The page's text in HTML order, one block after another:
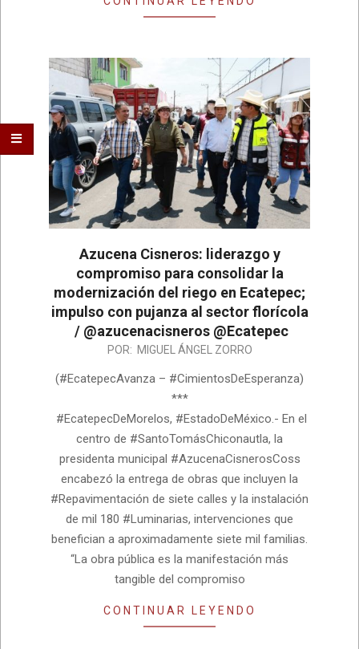
Azucena Cisneros: liderazgo y
compromiso para consolidar la
modernización del riego en Ecatepec;
impulso con pujanza al sector florícola
/ @azucenacisneros @Ecatepec
02
POR: MIGUEL ÁNGEL ZORRO
(#EcatepecAvanza – #CimientosDeEsperanza)
***
#EcatepecDeMorelos, #EstadoDeMéxico.- En el
centro de #SantoTomásChiconautla, la
presidenta municipal #AzucenaCisnerosCoss
encabezó la entrega de obras que incluyen la
#Repavimentación de siete calles y la instalación
de mil 180 #Luminarias, intervenciones que
benefician a aproximadamente siete mil familias.
“La obra pública es la manifestación más
tangible del compromiso
CONTINUAR LEYENDO